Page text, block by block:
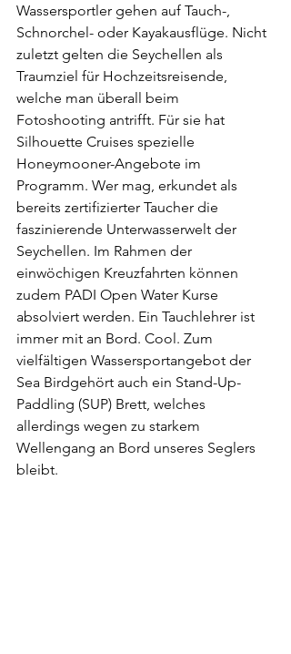
Wassersportler gehen auf Tauch-,
Schnorchel- oder Kayakausflüge. Nicht
zuletzt gelten die Seychellen als
Traumziel für Hochzeitsreisende,
welche man überall beim
Fotoshooting antrifft. Für sie hat
Silhouette Cruises spezielle
Honeymooner-Angebote im
Programm. Wer mag, erkundet als
bereits zertifizierter Taucher die
faszinierende Unterwasserwelt der
Seychellen. Im Rahmen der
einwöchigen Kreuzfahrten können
zudem PADI Open Water Kurse
absolviert werden. Ein Tauchlehrer ist
immer mit an Bord. Cool. Zum
vielfältigen Wassersportangebot der
Sea Birdgehört auch ein Stand-Up-
Paddling (SUP) Brett, welches
allerdings wegen zu starkem
Wellengang an Bord unseres Seglers
bleibt.